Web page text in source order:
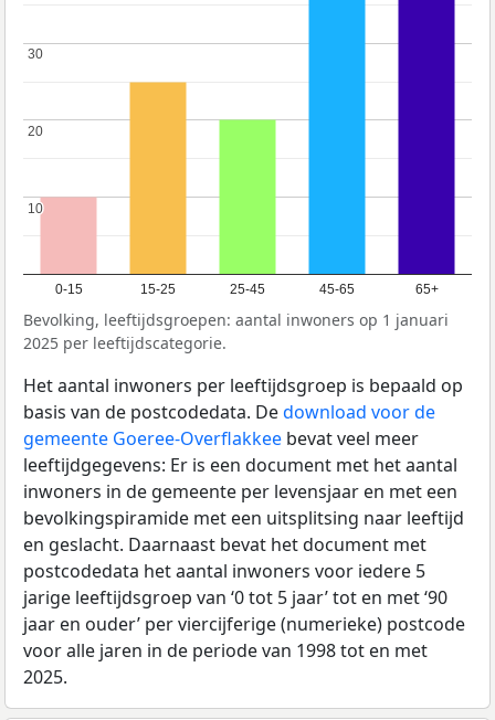
0-15 15-25 25-45 45-65 65+
10
10
20
20
30
30
Bevolking, leeftijdsgroepen: aantal inwoners op 1 januari
2025 per leeftijdscategorie.
Het aantal inwoners per leeftijdsgroep is bepaald op
basis van de postcodedata. Dedownload voor de
gemeente Goeree-Overflakkee bevat veel meer
leeftijdgegevens: Er is een document met het aantal
inwoners in de gemeente per levensjaar en met een
bevolkingspiramide met een uitsplitsing naar leeftijd
en geslacht. Daarnaast bevat het document met
postcodedata het aantal inwoners voor iedere 5
jarige leeftijdsgroep van ‘0 tot 5 jaar’ tot en met ‘90
jaar en ouder’ per viercijferige (numerieke) postcode
voor alle jaren in de periode van 1998 tot en met
2025.